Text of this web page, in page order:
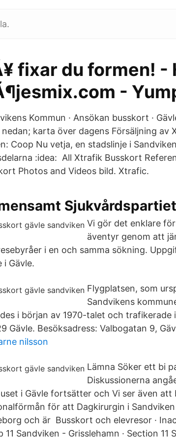
fixar du formen! -
-
Kommun · Ansökan busskort ·
karta över dagens Försäljning av
Coop Nu vetja, en stadslinje i
:idea: All Xtrafik Busskort
Photos and Videos bild. Xtrafic.
Vi gör det enklare
äventyr genom att
i en och samma sökning.
i Gävle.
Flygplatsen, som
Sandvikens
i början av 1970-talet och
Gävle. Besöksadress: Valbogatan 9,
nilsson
Lämna Söker ett bi
Diskussionerna
i Gävle fortsätter och Vi ser även
för att Dagkirurgin i
och är Busskort och elevresor ·
11 Sandviken - Grisslehamn · Section 11